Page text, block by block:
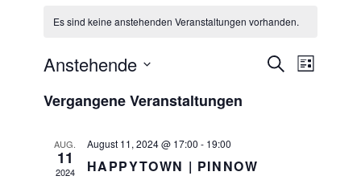
Es sind keine anstehenden Veranstaltungen vorhanden.
Veranstaltungen
Suche
SucheListe
Anstehende
wählen.
Vergangene Veranstaltungen
AUG.
11
2024
August 11, 2024 @ 17:00 - 19:00
HAPPYTOWN | PINNOW